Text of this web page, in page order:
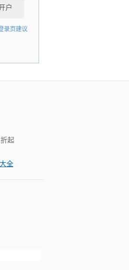
户
录页建议
起
全